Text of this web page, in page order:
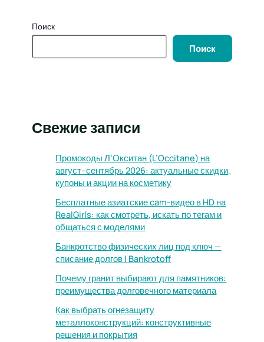
Поиск
Поиск
Свежие записи
Промокоды Л’Окситан (L’Occitane) на
август–сентябрь 2026: актуальные скидки,
купоны и акции на косметику
Бесплатные азиатские cam-видео в HD на
RealGirls: как смотреть, искать по тегам и
общаться с моделями
Банкротство физических лиц под ключ —
списание долгов | Bankrotoff
Почему гранит выбирают для памятников:
преимущества долговечного материала
Как выбрать огнезащиту
металлоконструкций: конструктивные
решения и покрытия